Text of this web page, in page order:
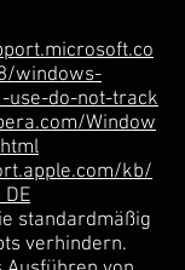
windows-
use-do-not-track
Window
kb/
standardmäßig
verhindern.